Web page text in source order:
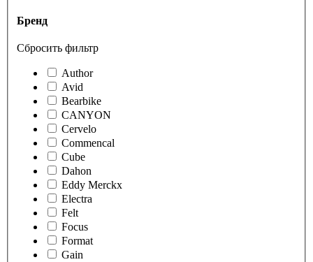
Бренд
Сбросить фильтр
Author
Avid
Bearbike
CANYON
Cervelo
Commencal
Cube
Dahon
Eddy Merckx
Electra
Felt
Focus
Format
Gain